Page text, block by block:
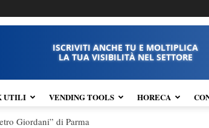
ISCRIVITI ANCHE TU E MOLTIPLICA
LA TUA VISIBILITÀ NEL SETTORE
UTILI VENDING TOOLS HORECA
Giordani” di Parma